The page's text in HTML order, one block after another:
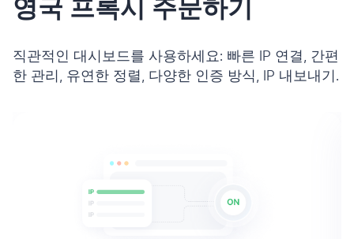
영국 프록시 주문하기
직관적인 대시보드를 사용하세요: 빠른 IP 연결, 간편
한 관리, 유연한 정렬, 다양한 인증 방식, IP 내보내기.